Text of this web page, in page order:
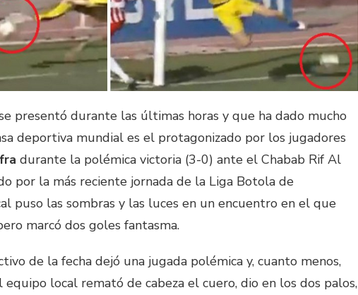
presentó durante las últimas horas y que ha dado mucho
deportiva mundial es el protagonizado por los jugadores
durante la polémica victoria (3-0) ante el Chabab Rif Al
por la más reciente jornada de la Liga Botola de
puso las sombras y las luces en un encuentro en el que
marcó dos goles fantasma.
de la fecha dejó una jugada polémica y, cuanto menos,
local remató de cabeza el cuero, dio en los dos palos,